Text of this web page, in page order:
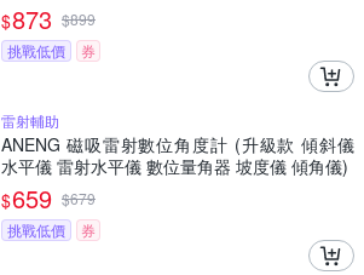
$873 $899
挑戰低價
券
雷射輔助
ANENG 磁吸雷射數位角度計 (升級款 傾斜儀
水平儀 雷射水平儀 數位量角器 坡度儀 傾角儀)
$659 $679
挑戰低價
券